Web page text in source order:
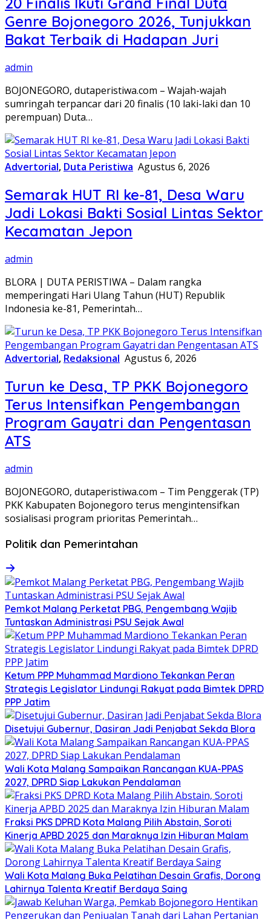
Genre Bojonegoro 2026, Tunjukkan
Bakat Terbaik di Hadapan Juri
admin
BOJONEGORO, dutaperistiwa.com – Wajah-wajah
sumringah terpancar dari 20 finalis (10 laki-laki dan 10
perempuan) Duta…
Advertorial, Duta Peristiwa Agustus 6, 2026
Semarak HUT RI ke-81, Desa Waru
Jadi Lokasi Bakti Sosial Lintas Sektor
Kecamatan Jepon
admin
BLORA | DUTA PERISTIWA – Dalam rangka
memperingati Hari Ulang Tahun (HUT) Republik
Indonesia ke-81, Pemerintah…
Advertorial, Redaksional Agustus 6, 2026
Turun ke Desa, TP PKK Bojonegoro
Terus Intensifkan Pengembangan
Program Gayatri dan Pengentasan
ATS
admin
BOJONEGORO, dutaperistiwa.com – Tim Penggerak (TP)
PKK Kabupaten Bojonegoro terus mengintensifkan
sosialisasi program prioritas Pemerintah…
Politik dan Pemerintahan
Pemkot Malang Perketat PBG, Pengembang Wajib
Tuntaskan Administrasi PSU Sejak Awal
Ketum PPP Muhammad Mardiono Tekankan Peran
Strategis Legislator Lindungi Rakyat pada Bimtek DPRD
PPP Jatim
Disetujui Gubernur, Dasiran Jadi Penjabat Sekda Blora
Wali Kota Malang Sampaikan Rancangan KUA-PPAS
2027, DPRD Siap Lakukan Pendalaman
Fraksi PKS DPRD Kota Malang Pilih Abstain, Soroti
Kinerja APBD 2025 dan Maraknya Izin Hiburan Malam
Wali Kota Malang Buka Pelatihan Desain Grafis, Dorong
Lahirnya Talenta Kreatif Berdaya Saing